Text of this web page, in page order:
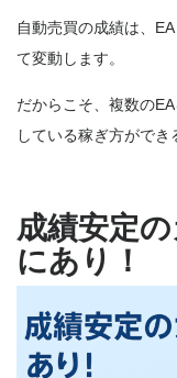
自動売買の成績は、
て変動します。
だからこそ、複数の
している稼ぎ方ができ
成績安定
にあり！